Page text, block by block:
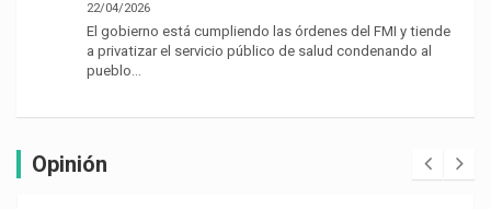
22/04/2026
El gobierno está cumpliendo las órdenes del FMI y tiende
a privatizar el servicio público de salud condenando al
pueblo…
Opinión